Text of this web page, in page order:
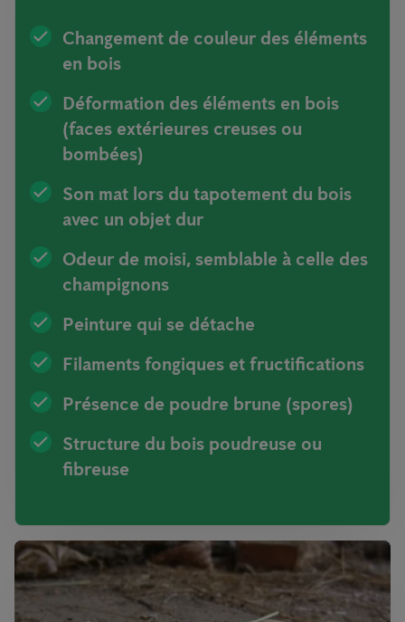
Changement de couleur des éléments
en bois
Déformation des éléments en bois
(faces extérieures creuses ou
bombées)
Son mat lors du tapotement du bois
avec un objet dur
Odeur de moisi, semblable à celle des
champignons
Peinture qui se détache
Filaments fongiques et fructifications
Présence de poudre brune (spores)
Structure du bois poudreuse ou
fibreuse